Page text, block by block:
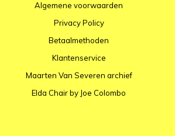
Algemene voorwaarden
Privacy Policy
Betaalmethoden
Klantenservice
Maarten Van Severen archief
Elda Chair by Joe Colombo